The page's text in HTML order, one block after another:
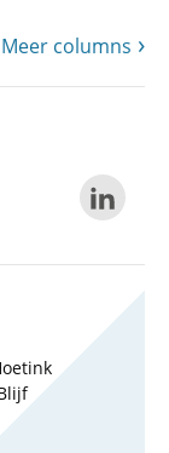
Meer columns